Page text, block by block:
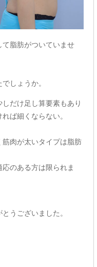
脂肪がついていませ
しょうか。
だけ足し算要素もあり
ば細くならない。
肉が太いタイプは脂肪
のある方は限られま
うございました。